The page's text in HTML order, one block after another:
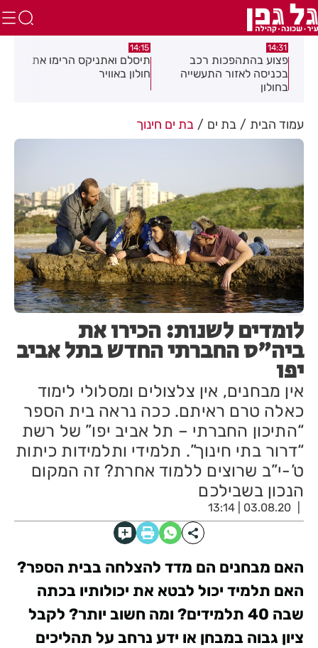
14:15
תיסלם ואתניקס הרימו את
חולון באוויר
13:05
פצוע בתאונת אופנוע במרכז
חולון
עמוד הבית בת ים בת ים חינוך
לומדים לשנות: הכירו את
ביה"ס החברתי החדש בתל אביב
יפו
אין מבחנים, אין צלצולים ומסלולי לימוד
כאלה טרם ראיתם. ככה נראה בית הספר
“התיכון החברתי – תל אביב יפו” של רשת
“דרור בתי חינוך”. תלמידי ותלמידות כיתות
ט’-י”ב שרוצים ללמוד אחרת? זה המקום
הנכון בשבילכם
03.08.20 | 13:14
האם מבחנים הם מדד להצלחה בבית הספר?
האם תלמיד יכול לבטא את יכולותיו בכתה
שבה 40 תלמידים
? ומה חשוב יותר? לקבל
ציון גבוה במבחן או ידע נרחב על תהליכים